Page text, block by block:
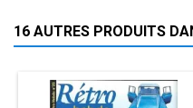
16 AUTRES PRODUITS